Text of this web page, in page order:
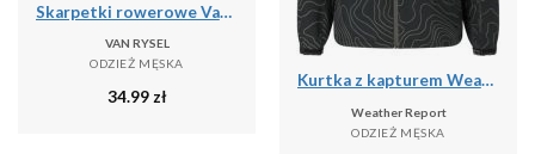
Skarpetki rowerowe Van Rysel 500 zimowe
VAN RYSEL
ODZIEŻ MĘSKA
34.99zł
Kurtka z kapturem Weather Report Delton Aop AWG W-PRO 15000
Weather Report
ODZIEŻ MĘSKA